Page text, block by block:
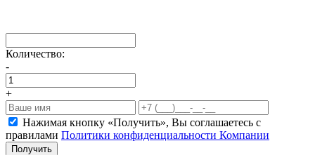
Количество:
-
+
Нажимая кнопку «Получить», Вы соглашаетесь c
правилами Политики конфиденциальности Компании
Получить